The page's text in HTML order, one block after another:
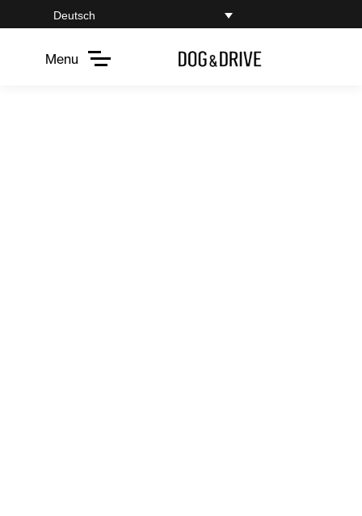
Deutsch
Menu